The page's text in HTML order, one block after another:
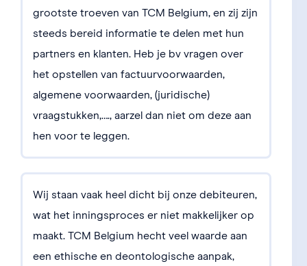
grootste troeven van TCM Belgium, en zij zijn
steeds bereid informatie te delen met hun
partners en klanten. Heb je bv vragen over
het opstellen van factuurvoorwaarden,
algemene voorwaarden, (juridische)
vraagstukken,…., aarzel dan niet om deze aan
hen voor te leggen.
Wij staan vaak heel dicht bij onze debiteuren,
wat het inningsproces er niet makkelijker op
maakt. TCM Belgium hecht veel waarde aan
een ethische en deontologische aanpak,